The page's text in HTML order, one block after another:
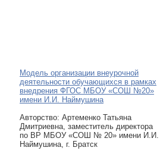
Модель организации внеурочной
деятельности обучающихся в рамках
внедрения ФГОС МБОУ «СОШ №20»
имени И.И. Наймушина
Авторcтво: Артеменко Татьяна
Дмитриевна, заместитель директора
по ВР МБОУ «СОШ № 20» имени И.И.
Наймушина, г. Братск